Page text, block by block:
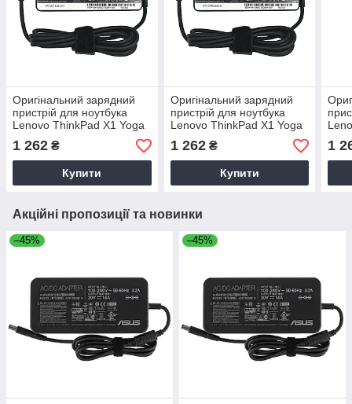
Оригінальний зарядний
пристрій для ноутбука
Lenovo ThinkPad X1 Yoga
4th Gen
1 262 ₴
Купити
Оригінальний зарядний
пристрій для ноутбука
Lenovo ThinkPad X1 Yoga
5th Gen
1 262₴
Купити
6th
1
Акційні пропозиції та новинки
–45% –45%